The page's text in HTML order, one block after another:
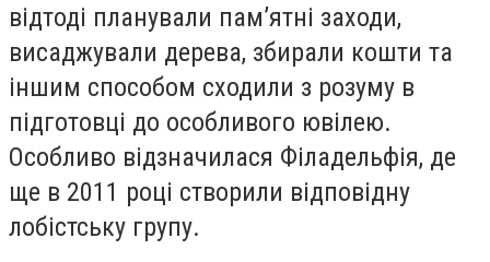
відтоді планували пам’ятні заходи,
висаджували дерева, збирали кошти та
іншим способом сходили з розуму в
підготовці до особливого ювілею.
Особливо відзначилася Філадельфія, де
ще в 2011 році створили відповідну
лобістську групу.